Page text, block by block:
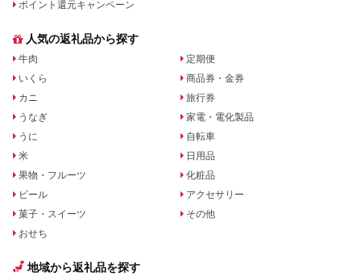
ポイント還元キャンペーン
人気の返礼品から探す
牛肉
いくら
カニ
うなぎ
うに
米
果物・フルーツ
ビール
菓子・スイーツ
おせち
定期便
商品券・金券
旅行券
家電・電化製品
自転車
日用品
化粧品
アクセサリー
その他
地域から返礼品を探す